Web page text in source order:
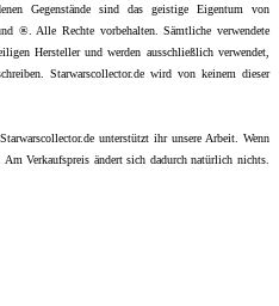
Gegenstände sind das geistige Eigentum von
®. Alle Rechte vorbehalten. Sämtliche verwendete
Hersteller und werden ausschließlich verwendet,
Starwarscollector.de wird von keinem dieser
unterstützt ihr unsere Arbeit. Wenn
Verkaufspreis ändert sich dadurch natürlich nichts.